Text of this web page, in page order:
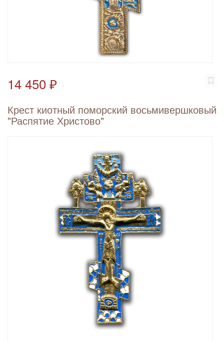
14 450 ₽
Крест киотный поморский восьмивершковый
"Распятие Христово"